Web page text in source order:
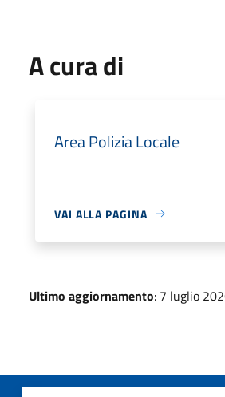
A cura di
Area Polizia Locale
VAI ALLA PAGINA
Ultimo aggiornamento: 7 luglio